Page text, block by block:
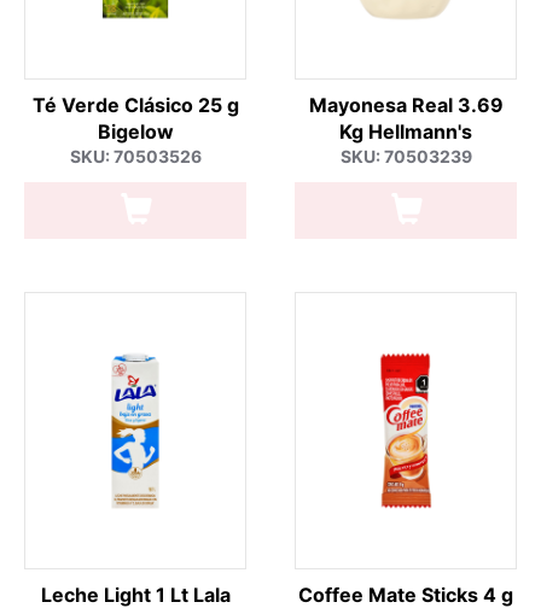
Té Verde Clásico 25 g
Bigelow
SKU: 70503526
Mayonesa Real 3.69
Kg Hellmann's
SKU: 70503239
Leche Light 1 Lt Lala
Coffee Mate Sticks 4 g